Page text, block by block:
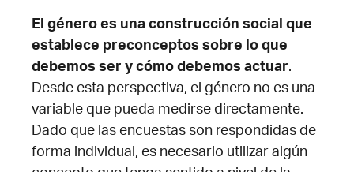
El género es una construcción social que
establece preconceptos sobre lo que
debemos ser y cómo debemos actuar.
Desde esta perspectiva, el género no es una
variable que pueda medirse directamente.
Dado que las encuestas son respondidas de
forma individual, es necesario utilizar algún